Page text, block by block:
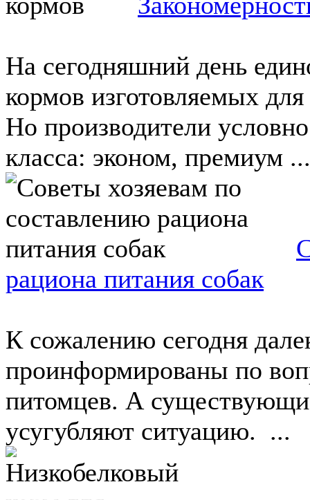
На сегодняшний день
кормов изготовляемых
Но производители
класса: эконом, премиум ...
рациона питания собак
К сожалению сегодня
проинформированы по
питомцев. А
усугубляют ситуацию. ...